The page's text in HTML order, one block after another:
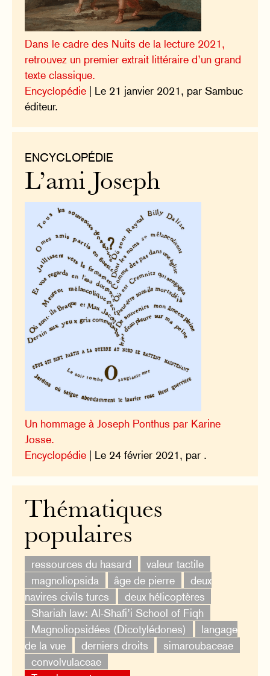
Dans le cadre des Nuits de la lecture 2021,
retrouvez un premier extrait littéraire d’un grand
texte classique.
Encyclopédie | Le 21 janvier 2021, par Sambuc
éditeur.
ENCYCLOPÉDIE
L’ami Joseph
Un hommage à Joseph Ponthus par Karine
Josse.
Encyclopédie | Le 24 février 2021, par .
Thématiques
populaires
ressources du hasard
valeur tactile
magnoliopsida
âge de pierre
deux
navires civils turcs
deux hélicoptères
Shariah law: Al-Shafi’i School of Fiqh
Magnoliopsidées (Dicotylédones)
langage
de la vue
derniers droits
simaroubaceae
convolvulaceae